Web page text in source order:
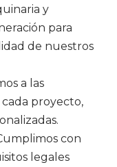
y
para
de nuestros
a las
cada proyecto,
con
legales